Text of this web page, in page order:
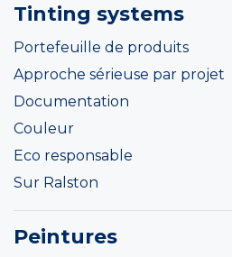
Tinting systems
Portefeuille de produits
Approche sérieuse par projet
Documentation
Couleur
Eco responsable
Sur Ralston
Peintures